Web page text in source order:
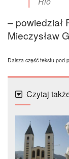
– powiedział
Mieczysław
Dalsza część tekstu pod
Czytaj